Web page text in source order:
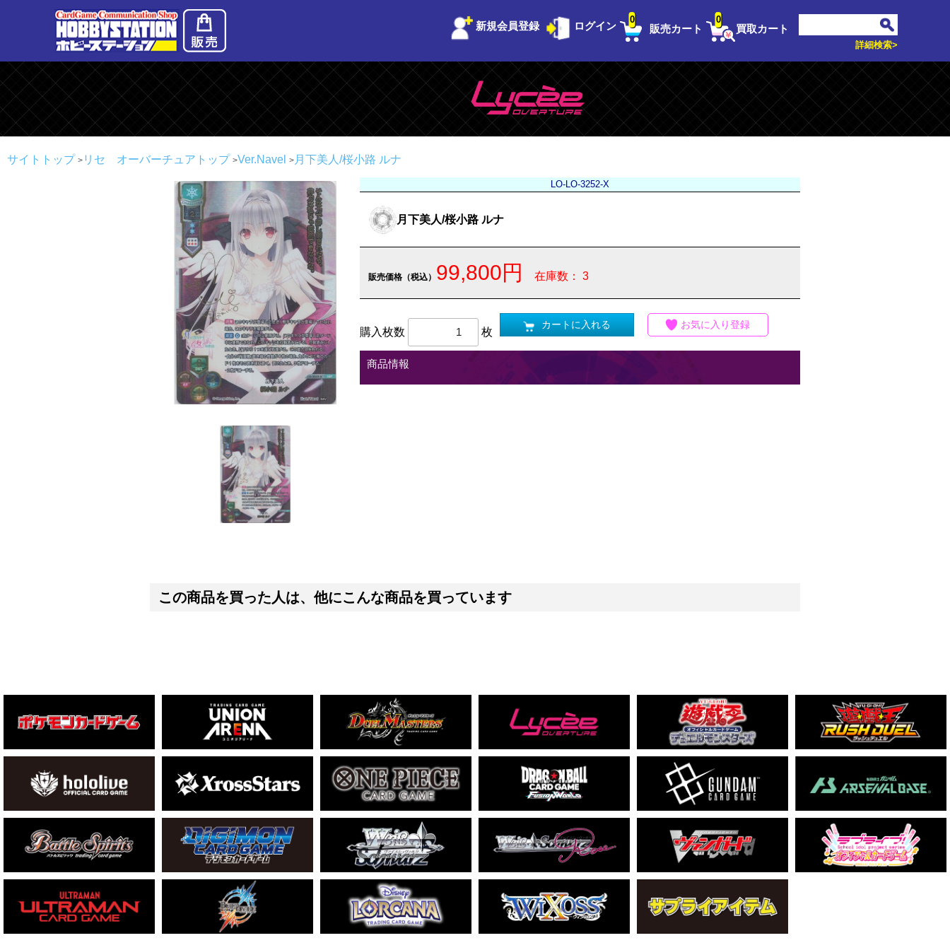
新規会員登録 ログイン 販売カート
0
買取カート
0
詳細検索>
サイトトップ リセ オーバーチュアトップ Ver.Navel 月下美人/桜小路 ルナ
LO-LO-3252-X
月下美人/桜小路 ルナ
販売価格（税込） 99,800円 在庫数： 3
購入枚数 枚
カートに入れる お気に入り登録
商品情報
この商品を買った人は、他にこんな商品を買っています